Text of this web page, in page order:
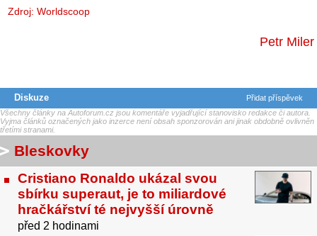
Zdroj: Worldscoop
Petr Miler
Diskuze
Přidat příspěvek
Všechny články na Autoforum.cz jsou komentáře vyjadřující stanovisko redakce či autora.
Vyjma článků označených jako inzerce není obsah sponzorován ani jinak obdobně ovlivněn
třetími stranami.
Bleskovky
Cristiano Ronaldo ukázal svou
sbírku superaut, je to miliardové
hračkářství té nejvyšší úrovně
před 2 hodinami